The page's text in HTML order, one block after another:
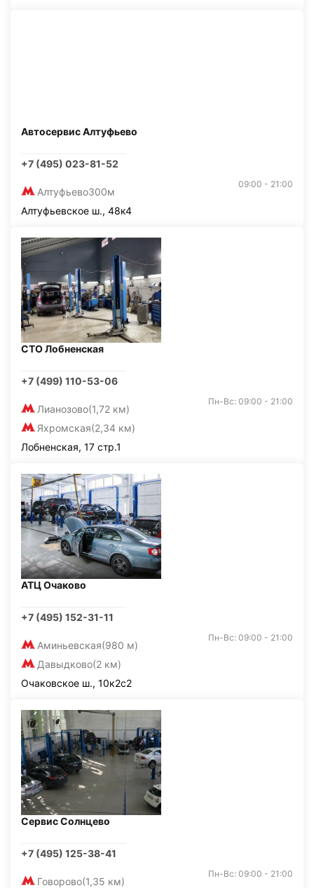
Автосервис Алтуфьево
+7 (495) 023-81-52
Алтуфьево300м
09:00 - 21:00
Алтуфьевское ш., 48к4
СТО Лобненская
+7 (499) 110-53-06
Лианозово(1,72 км)
Яхромская(2,34 км)
Пн-Вс: 09:00 - 21:00
Лобненская, 17 стр.1
АТЦ Очаково
+7 (495) 152-31-11
Аминьевская(980 м)
Давыдково(2 км)
Пн-Вс: 09:00 - 21:00
Очаковское ш., 10к2с2
Сервис Солнцево
+7 (495) 125-38-41
Говорово(1,35 км)
Пн-Вс: 09:00 - 21:00